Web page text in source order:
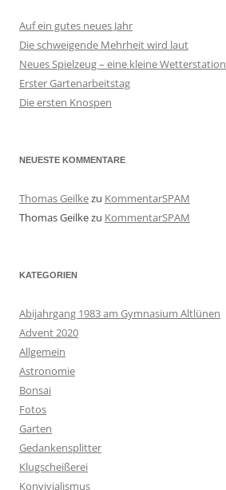
Auf ein gutes neues Jahr
Die schweigende Mehrheit wird laut
Neues Spielzeug – eine kleine Wetterstation
Erster Gartenarbeitstag
Die ersten Knospen
NEUESTE KOMMENTARE
Thomas Geilkezu KommentarSPAM
Thomas Geilkezu KommentarSPAM
KATEGORIEN
Abijahrgang 1983 am Gymnasium Altlünen
Advent 2020
Allgemein
Astronomie
Bonsai
Fotos
Garten
Gedankensplitter
Klugscheißerei
Konvivialismus